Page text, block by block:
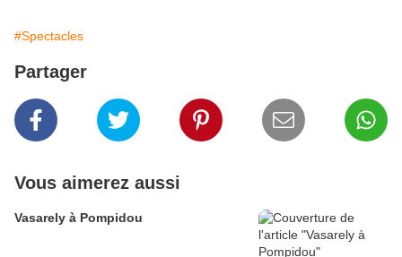
#Spectacles
Partager
Vous aimerez aussi
Vasarely à Pompidou